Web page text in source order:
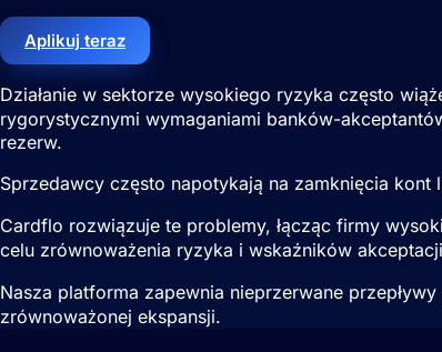
Aplikuj teraz
Działanie w sektorze wysokiego ryzyka często
rygorystycznymi wymaganiami banków-
rezerw.
Sprzedawcy często napotykają na zamknięcia
Cardflo rozwiązuje te problemy, łącząc firmy
celu zrównoważenia ryzyka i wskaźników
Nasza platforma zapewnia nieprzerwane
zrównoważonej ekspansji.